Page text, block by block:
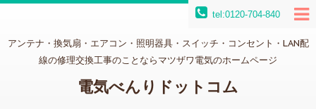
tel:0120-704-840
アンテナ・換気扇・エアコン・照明器具・スイッチ・コンセント・LAN配
線の修理交換工事のことならマツザワ電気のホームページ
電気べんりドットコム